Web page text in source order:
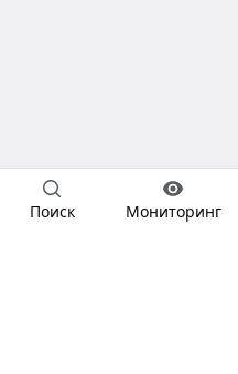
Поиск Мониторинг